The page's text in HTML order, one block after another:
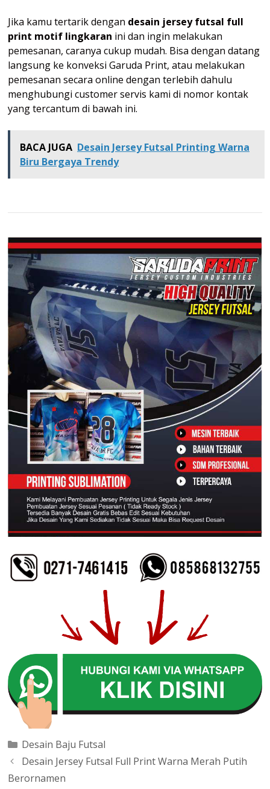
Jika kamu tertarik dengan desain jersey futsal full
print motif lingkaran ini dan ingin melakukan
pemesanan, caranya cukup mudah. Bisa dengan datang
langsung ke konveksi Garuda Print, atau melakukan
pemesanan secara online dengan terlebih dahulu
menghubungi customer servis kami di nomor kontak
yang tercantum di bawah ini.
BACA JUGA Desain Jersey Futsal Printing Warna
Biru Bergaya Trendy
Categories
Desain Baju Futsal
Post
navigation
Desain Jersey Futsal Full Print Warna Merah Putih
Berornamen